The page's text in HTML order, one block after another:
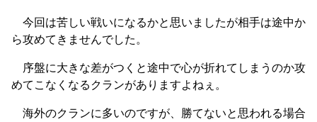
今回は苦しい戦いになるかと思いましたが相手は途中か
ら攻めてきませんでした。
序盤に大きな差がつくと途中で心が折れてしまうのか攻
めてこなくなるクランがありますよねぇ。
海外のクランに多いのですが、勝てないと思われる場合